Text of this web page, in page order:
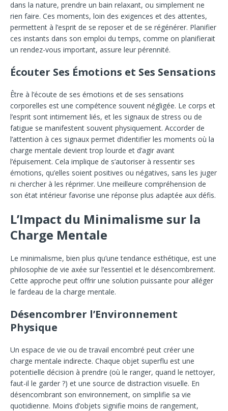
dans la nature, prendre un bain relaxant, ou simplement ne
rien faire. Ces moments, loin des exigences et des attentes,
permettent à l’esprit de se reposer et de se régénérer. Planifier
ces instants dans son emploi du temps, comme on planifierait
un rendez-vous important, assure leur pérennité.
Écouter Ses Émotions et Ses Sensations
Être à l’écoute de ses émotions et de ses sensations
corporelles est une compétence souvent négligée. Le corps et
l’esprit sont intimement liés, et les signaux de stress ou de
fatigue se manifestent souvent physiquement. Accorder de
l’attention à ces signaux permet d’identifier les moments où la
charge mentale devient trop lourde et d’agir avant
l’épuisement. Cela implique de s’autoriser à ressentir ses
émotions, qu’elles soient positives ou négatives, sans les juger
ni chercher à les réprimer. Une meilleure compréhension de
son état intérieur favorise une réponse plus adaptée aux défis.
L’Impact du Minimalisme sur la
Charge Mentale
Le minimalisme, bien plus qu’une tendance esthétique, est une
philosophie de vie axée sur l’essentiel et le désencombrement.
Cette approche peut offrir une solution puissante pour alléger
le fardeau de la charge mentale.
Désencombrer l’Environnement
Physique
Un espace de vie ou de travail encombré peut créer une
charge mentale indirecte. Chaque objet superflu est une
potentielle décision à prendre (où le ranger, quand le nettoyer,
faut-il le garder ?) et une source de distraction visuelle. En
désencombrant son environnement, on simplifie sa vie
quotidienne. Moins d’objets signifie moins de rangement,